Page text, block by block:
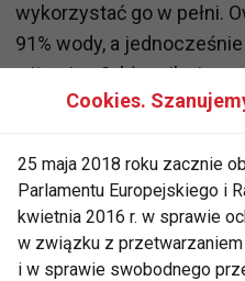
wykorzystać go w pełni.
91% wody, a
witaminy C, błonnika i
jogurtów, owsianek i
6. Kefir
Zastanawiając się,co
Cookies.
25 maja 2018 roku zacznie
Parlamentu Europejskiego i
kwietnia 2016 r. w sprawie
w związku z
i w sprawie swobodnego